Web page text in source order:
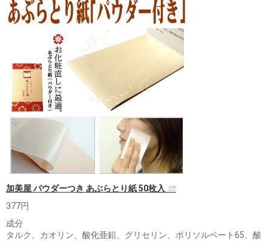
加美屋 パウダーつき あぶらとり紙 50枚入
377円
成分
タルク、カオリン、酸化亜鉛、グリセリン、ポリソルベート65、酸